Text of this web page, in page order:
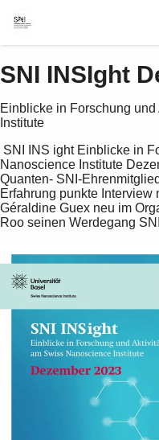
SNI INSIght
Einblicke in Forschung
Institute
Nanoscience Institute
Quanten- SNI-
Erfahrung punkte Interview
Géraldine Guex neu im
Roo seinen Werdegang